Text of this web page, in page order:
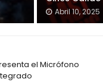
Abril 10, 2025
el Micrófono